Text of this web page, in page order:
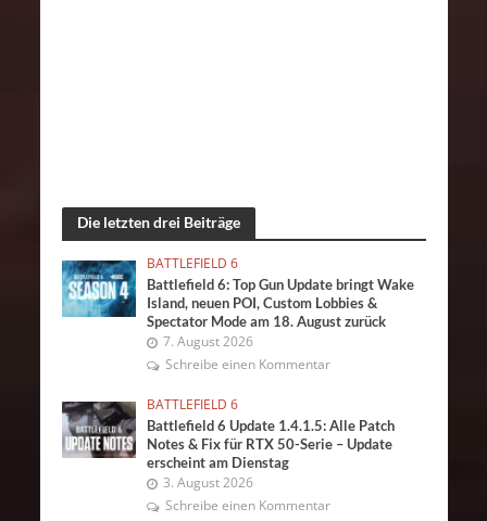
Die letzten drei Beiträge
BATTLEFIELD 6
Battlefield 6: Top Gun Update bringt Wake
Island, neuen POI, Custom Lobbies &
Spectator Mode am 18. August zurück
7. August 2026
Schreibe einen Kommentar
BATTLEFIELD 6
Battlefield 6 Update 1.4.1.5: Alle Patch
Notes & Fix für RTX 50-Serie – Update
erscheint am Dienstag
3. August 2026
Schreibe einen Kommentar